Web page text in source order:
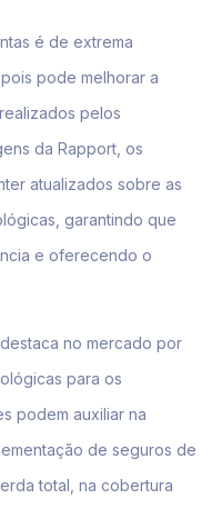
é de extrema
pode melhorar a
pelos
da Rapport, os
atualizados sobre as
garantindo que
e oferecendo o
no mercado por
para os
podem auxiliar na
de seguros de
total, na cobertura